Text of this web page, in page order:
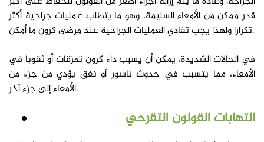
قدر ممكن من الأمعاء السليمة، وهو ما يتطلب عمليات جراحية أكثر
تكرارا ولهذا يجب تفادي العمليات الجراحية عند مرضى كرون ما أمكن.
في الحالات الشديدة، يمكن أن يسبب داء كرون تمزقات أو ثقوبا في
الأمعاء، مما يتسبب في حدوث ناسور أو نفق يؤدي من جزء من
الأمعاء إلى جزء آخر.
التهابات القولون التقرحي